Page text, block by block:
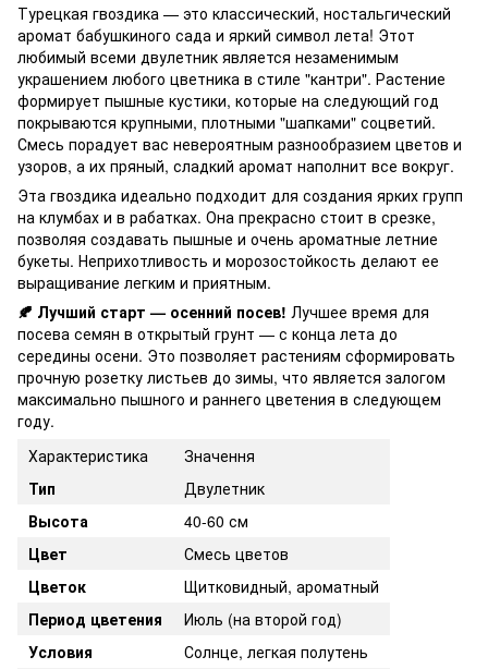
Турецкая гвоздика — это классический, ностальгический
аромат бабушкиного сада и яркий символ лета! Этот
любимый всеми двулетник является незаменимым
украшением любого цветника в стиле "кантри". Растение
формирует пышные кустики, которые на следующий год
покрываются крупными, плотными "шапками" соцветий.
Смесь порадует вас невероятным разнообразием цветов и
узоров, а их пряный, сладкий аромат наполнит все вокруг.
Эта гвоздика идеально подходит для создания ярких групп
на клумбах и в рабатках. Она прекрасно стоит в срезке,
позволяя создавать пышные и очень ароматные летние
букеты. Неприхотливость и морозостойкость делают ее
выращивание легким и приятным.
🍂 Лучший старт — осенний посев! Лучшее время для
посева семян в открытый грунт — с конца лета до
середины осени. Это позволяет растениям сформировать
прочную розетку листьев до зимы, что является залогом
максимально пышного и раннего цветения в следующем
году.
Характеристика
Значення
Тип
Двулетник
Высота
40-60 см
Цвет
Смесь цветов
Цветок
Щитковидный, ароматный
Период цветения
Июль (на второй год)
Условия
Солнце, легкая полутень